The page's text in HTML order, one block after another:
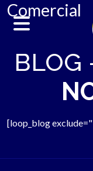
Comercial
BLOG
[loop_blog